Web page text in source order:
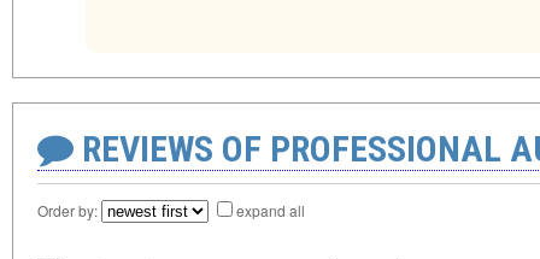
REVIEWS OF PROFESSIONAL
Order by: expand all